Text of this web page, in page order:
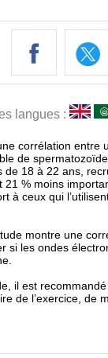
langues :
corrélation entre
de
18 à 22 ans,
% moins
à ceux qui
montre une
si les ondes
il est
de l’exercice, de